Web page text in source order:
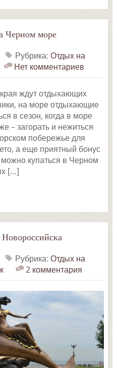
Черном море
Рубрика: Отдых на
Нет комментариев
ждут отдыхающих
на море отдыхающие
в сезон, когда в море
– загорать и нежиться
побережье для
а еще приятный бонус
купаться в Черном
[…]
Рубрика: Отдых на
2 комментария